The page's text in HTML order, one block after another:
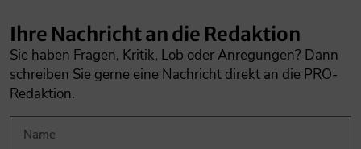
Ihre Nachricht an die Redaktion
Sie haben Fragen, Kritik, Lob oder Anregungen? Dann
schreiben Sie gerne eine Nachricht direkt an die PRO-
Redaktion.